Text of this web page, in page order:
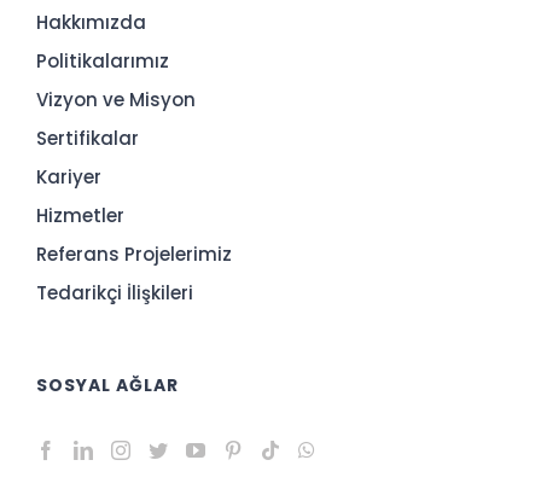
Hakkımızda
Politikalarımız
Vizyon ve Misyon
Sertifikalar
Kariyer
Hizmetler
Referans Projelerimiz
Tedarikçi İlişkileri
SOSYAL AĞLAR